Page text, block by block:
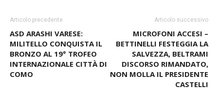
Articolo precedente
ASD ARASHI VARESE:
MILITELLO CONQUISTA IL
BRONZO AL 19° TROFEO
INTERNAZIONALE CITTÀ DI
COMO
Articolo successivo
MICROFONI ACCESI –
BETTINELLI FESTEGGIA LA
SALVEZZA, BELTRAMI
DISCORSO RIMANDATO,
NON MOLLA IL PRESIDENTE
CASTELLI